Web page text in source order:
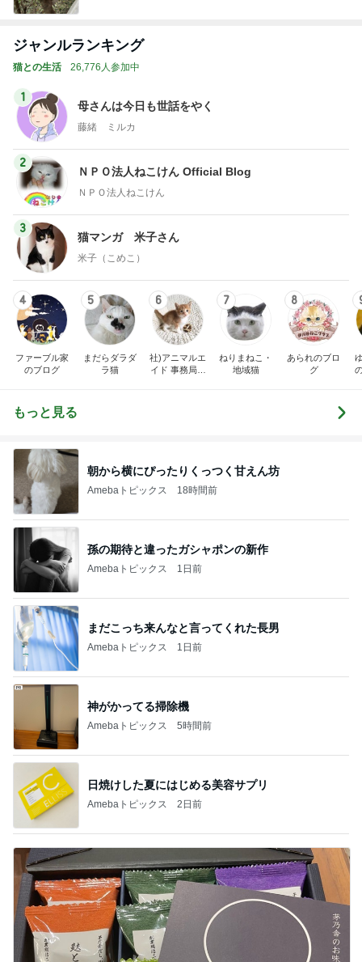
ジャンルランキング
猫との生活 26,776人参加中
1
母さんは今日も世話をやく
藤緒 ミルカ
2
ＮＰＯ法人ねこけん Official Blog
ＮＰＯ法人ねこけん
3
猫マンガ 米子さん
米子（こめこ）
4
ファーブル家
のブログ
5
まだらダラダ
ラ猫
6
社)アニマルエ
イド 事務局＆
7
ねりまねこ・
地域猫
8
あられのブロ
グ
もっと見る
朝から横にぴったりくっつく甘えん坊
Amebaトピックス 18時間前
孫の期待と違ったガシャポンの新作
Amebaトピックス 1日前
まだこっち来んなと言ってくれた長男
Amebaトピックス 1日前
神がかってる掃除機
Amebaトピックス 5時間前
日焼けした夏にはじめる美容サプリ
Amebaトピックス 2日前